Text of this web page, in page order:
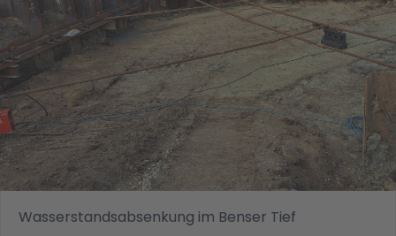
Wasserstandsabsenkung im Benser Tief